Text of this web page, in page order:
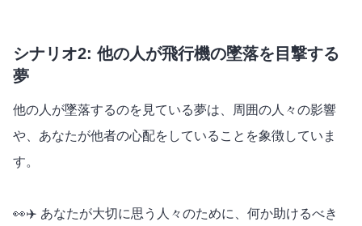
シナリオ2: 他の人が飛行機の墜落を目撃する
夢
他の人が墜落するのを見ている夢は、周囲の人々の影響
や、あなたが他者の心配をしていることを象徴していま
す。
👀✈️ あなたが大切に思う人々のために、何か助けるべき